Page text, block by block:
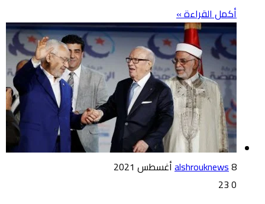
أكمل القراءة »
alshrouknews8 أغسطس 2021
0